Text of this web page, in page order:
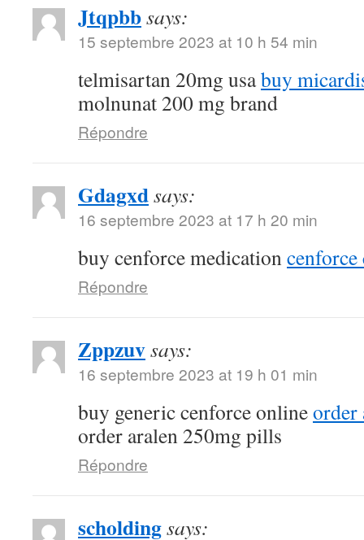
Jtqpbbsays:
15 septembre 2023 at 10 h 54 min
telmisartan 20mg usabuy
molnunat 200 mg brand
Répondre
Gdagxdsays:
16 septembre 2023 at 17 h 20 min
buy cenforce medicationcenforce
Répondre
Zppzuvsays:
16 septembre 2023 at 19 h 01 min
buy generic cenforce onlineorder
order aralen 250mg pills
Répondre
scholdingsays: